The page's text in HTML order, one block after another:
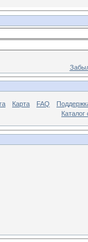
Карта FAQ
Каталог